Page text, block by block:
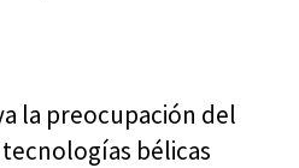
la preocupación del
bélicas